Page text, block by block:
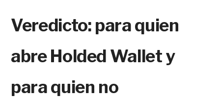
Veredicto: para quien
abre Holded Wallet y
para quien no